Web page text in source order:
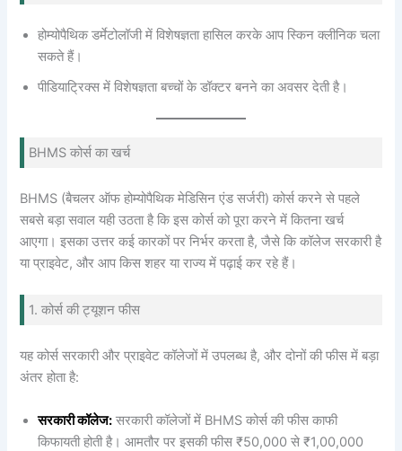
होम्योपैथिक डर्मेटोलॉजी में विशेषज्ञता हासिल करके आप स्किन क्लीनिक चला
सकते हैं।
पीडियाट्रिक्स में विशेषज्ञता बच्चों के डॉक्टर बनने का अवसर देती है।
BHMS कोर्स का खर्च
BHMS (बैचलर ऑफ होम्योपैथिक मेडिसिन एंड सर्जरी) कोर्स करने से पहले
सबसे बड़ा सवाल यही उठता है कि इस कोर्स को पूरा करने में कितना खर्च
आएगा। इसका उत्तर कई कारकों पर निर्भर करता है, जैसे कि कॉलेज सरकारी है
या प्राइवेट, और आप किस शहर या राज्य में पढ़ाई कर रहे हैं।
1. कोर्स की ट्यूशन फीस
यह कोर्स सरकारी और प्राइवेट कॉलेजों में उपलब्ध है, और दोनों की फीस में बड़ा
अंतर होता है:
सरकारी कॉलेज: सरकारी कॉलेजों में BHMS कोर्स की फीस काफी
किफायती होती है। आमतौर पर इसकी फीस ₹50,000 से ₹1,00,000